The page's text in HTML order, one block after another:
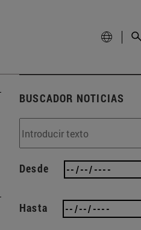
BUSCADOR NOTICIAS
Desde
Hasta